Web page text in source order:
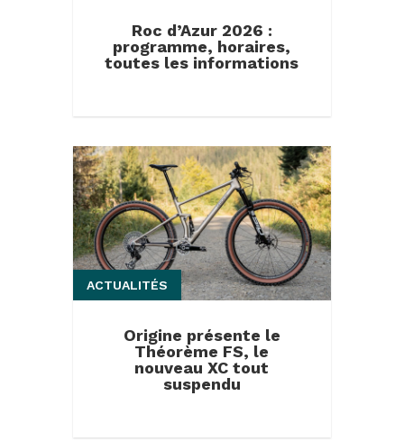
Roc d’Azur 2026 :
programme, horaires,
toutes les informations
Origine présente le
Théorème FS, le
nouveau XC tout
suspendu
ACTUALITÉS